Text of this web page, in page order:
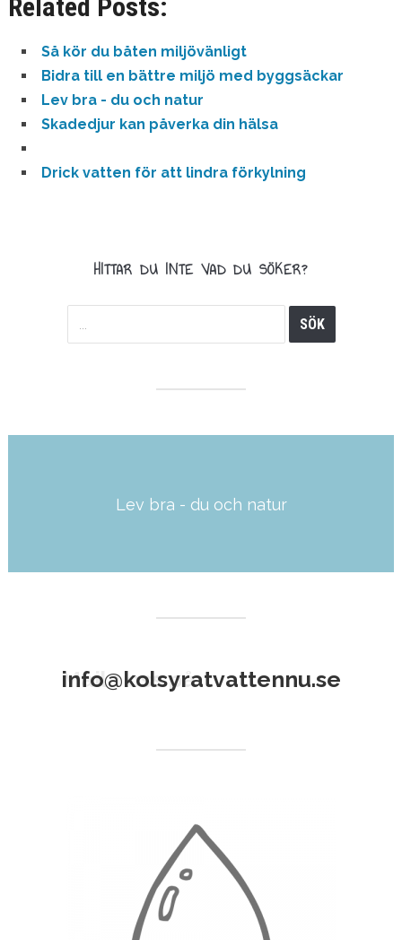
Related Posts:
Så kör du båten miljövänligt
Bidra till en bättre miljö med byggsäckar
Lev bra - du och natur
Skadedjur kan påverka din hälsa
Drick vatten för att lindra förkylning
HITTAR DU INTE VAD DU SÖKER?
Lev bra - du och natur
Läs mer här
info@kolsyratvattennu.se